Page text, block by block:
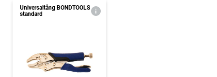
Universaltång BONDTOOLS
standard